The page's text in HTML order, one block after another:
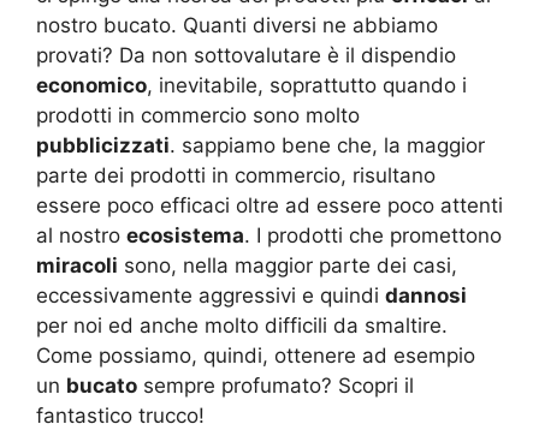
nostro bucato. Quanti diversi ne abbiamo
provati? Da non sottovalutare è il dispendio
economico, inevitabile, soprattutto quando i
prodotti in commercio sono molto
pubblicizzati. sappiamo bene che, la maggior
parte dei prodotti in commercio, risultano
essere poco efficaci oltre ad essere poco attenti
al nostro ecosistema. I prodotti che promettono
miracoli sono, nella maggior parte dei casi,
eccessivamente aggressivi e quindi dannosi
per noi ed anche molto difficili da smaltire.
Come possiamo, quindi, ottenere ad esempio
un bucato sempre profumato? Scopri il
fantastico trucco!